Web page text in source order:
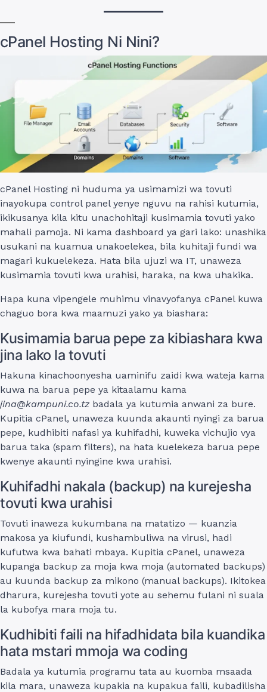
cPanel Hosting Ni Nini?
cPanel Hosting ni huduma ya usimamizi wa tovuti
inayokupa control panel yenye nguvu na rahisi kutumia,
ikikusanya kila kitu unachohitaji kusimamia tovuti yako
mahali pamoja. Ni kama dashboard ya gari lako: unashika
usukani na kuamua unakoelekea, bila kuhitaji fundi wa
magari kukuelekeza. Hata bila ujuzi wa IT, unaweza
kusimamia tovuti kwa urahisi, haraka, na kwa uhakika.
Hapa kuna vipengele muhimu vinavyofanya cPanel kuwa
chaguo bora kwa maamuzi yako ya biashara:
Kusimamia barua pepe za kibiashara kwa
jina lako la tovuti
Hakuna kinachoonyesha uaminifu zaidi kwa wateja kama
kuwa na barua pepe ya kitaalamu kama
jina@kampuni.co.tz badala ya kutumia anwani za bure.
Kupitia cPanel, unaweza kuunda akaunti nyingi za barua
pepe, kudhibiti nafasi ya kuhifadhi, kuweka vichujio vya
barua taka (spam filters), na hata kuelekeza barua pepe
kwenye akaunti nyingine kwa urahisi.
Kuhifadhi nakala (backup) na kurejesha
tovuti kwa urahisi
Tovuti inaweza kukumbana na matatizo — kuanzia
makosa ya kiufundi, kushambuliwa na virusi, hadi
kufutwa kwa bahati mbaya. Kupitia cPanel, unaweza
kupanga backup za moja kwa moja (automated backups)
au kuunda backup za mikono (manual backups). Ikitokea
dharura, kurejesha tovuti yote au sehemu fulani ni suala
la kubofya mara moja tu.
Kudhibiti faili na hifadhidata bila kuandika
hata mstari mmoja wa coding
Badala ya kutumia programu tata au kuomba msaada
kila mara, unaweza kupakia na kupakua faili, kubadilisha